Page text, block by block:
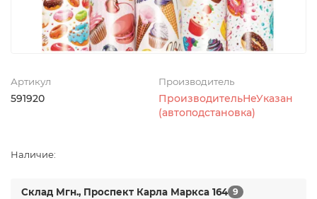
Артикул
591920
Производитель
ПроизводительНеУказан
(автоподстановка)
Наличие:
Склад Мгн., Проспект Карла Маркса 164 9